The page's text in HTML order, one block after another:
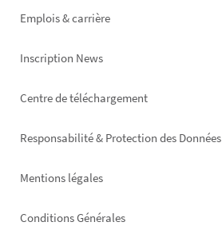
Emplois & carrière
Inscription News
Footer
Centre de téléchargement
Responsabilité & Protection des Données
Mentions légales
Conditions Générales